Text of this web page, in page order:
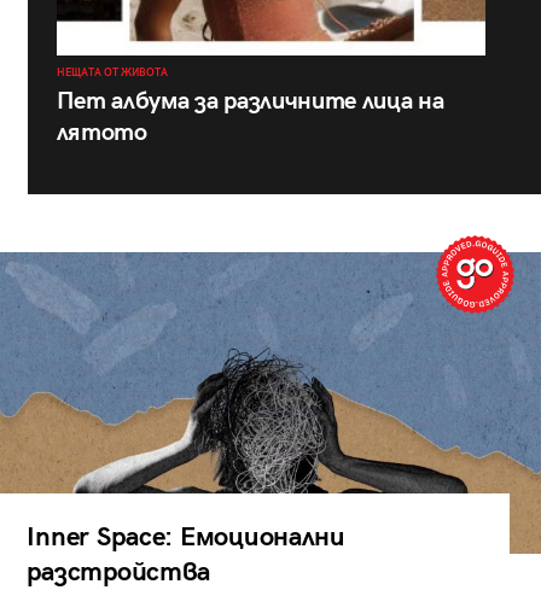
НЕЩАТА ОТ ЖИВОТА
Пет албума за различните лица на
лятото
Inner Space: Емоционални
разстройства